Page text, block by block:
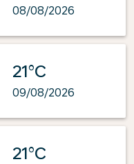
08/08/2026
21°C
09/08/2026
21°C